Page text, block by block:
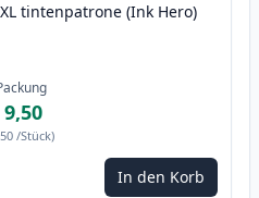
XL tintenpatrone (Ink Hero)
/Stück)
um anzupassenIn den Korb